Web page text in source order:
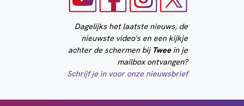
Dagelijks het laatste nieuws, de
nieuwste video's en een kijkje
achter de schermen bijTweein je
mailbox ontvangen?
Schrijf je in voor onze nieuwsbrief